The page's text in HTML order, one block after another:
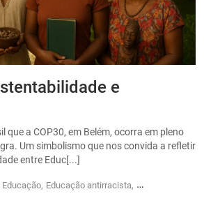
e
que a COP30, em Belém, ocorra em pleno
Um simbolismo que nos convida a refletir
entre Educ[...]
Educação, Educação antirracista, Sustentabilidade